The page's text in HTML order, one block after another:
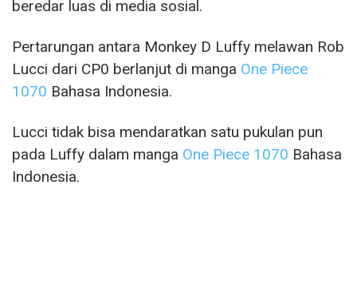
beredar luas di media sosial.
Pertarungan antara Monkey D Luffy melawan Rob
Lucci dari CP0 berlanjut di manga One Piece
1070 Bahasa Indonesia.
Lucci tidak bisa mendaratkan satu pukulan pun
pada Luffy dalam manga One Piece 1070 Bahasa
Indonesia.